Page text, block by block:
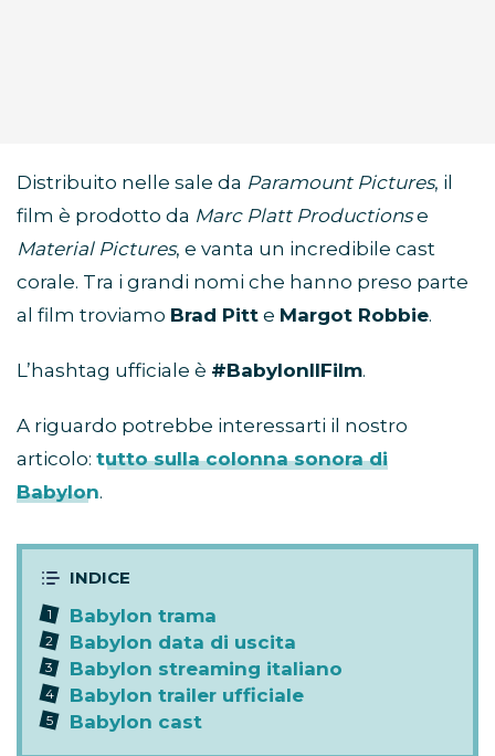
Distribuito nelle sale da Paramount Pictures, il
film è prodotto da Marc Platt Productionse
Material Pictures, e vanta un incredibile cast
corale. Tra i grandi nomi che hanno preso parte
al film troviamo Brad Pitt e Margot Robbie.
L’hashtag ufficiale è #BabylonIlFilm.
A riguardo potrebbe interessarti il nostro
articolo: tutto sulla colonna sonora di
Babylon.
Babylon trama
Babylon data di uscita
Babylon streaming italiano
Babylon trailer ufficiale
Babylon cast